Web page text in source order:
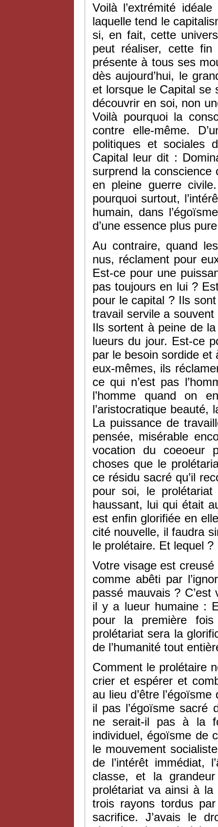
Voilà l’extrémité
laquelle tend le
si, en fait, cette
peut réaliser, cette fin
présente à tous ses
dès aujourd’hui, le
et lorsque le Capital se
découvrir en soi, non
Voilà pourquoi la
contre elle-même.
politiques et sociales
Capital leur dit :
surprend la conscience
en pleine guerre
pourquoi surtout,
humain, dans
d’une essence plus
Au contraire, quand
nus, réclament pour
Est-ce pour une
pas toujours en lui ?
pour le capital ? Ils
travail servile a
Ils sortent à peine de
lueurs du jour. Est-ce
par le besoin sordide et
eux-mêmes, ils
ce qui n’est pas
l’homme quand on
l’aristocratique beauté,
La puissance de
pensée, misérable
vocation du coeoeur
choses que le
ce résidu sacré qu’il
pour soi, le
haussant, lui qui était
est enfin glorifiée en
cité nouvelle, il faudra
le prolétaire. Et lequel ?
Votre visage est
comme abêti par
passé mauvais ?
il y a lueur humaine :
pour la première fois
prolétariat sera la
de l’humanité tout
Comment le prolétaire
crier et espérer et
au lieu d’être
il pas l’égoïsme sacré
ne serait-il pas à la
individuel, égoïsme de
le mouvement
de l’intérêt immédiat,
classe, et la
prolétariat va ainsi à
trois rayons tordus
sacrifice. J’avais le